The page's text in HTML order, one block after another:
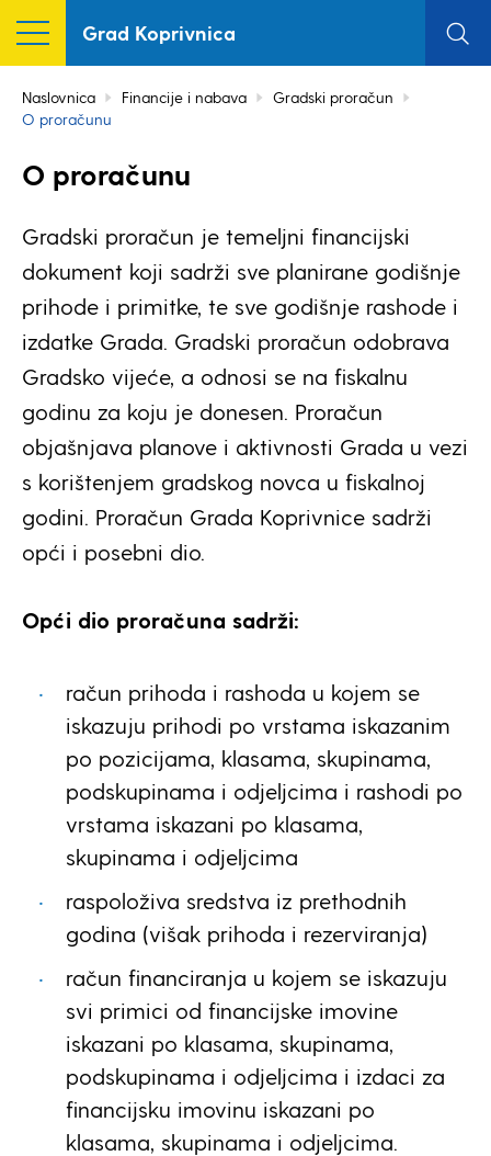
Grad Koprivnica
Naslovnica Financije i nabava
Gradski proračun
O proračunu
O proračunu
Gradski proračun je temeljni financijski
dokument koji sadrži sve planirane godišnje
prihode i primitke, te sve godišnje rashode i
izdatke Grada. Gradski proračun odobrava
Gradsko vijeće, a odnosi se na fiskalnu
godinu za koju je donesen. Proračun
objašnjava planove i aktivnosti Grada u vezi
s korištenjem gradskog novca u fiskalnoj
godini. Proračun Grada Koprivnice sadrži
opći i posebni dio.
Opći dio proračuna sadrži:
račun prihoda i rashoda u kojem se
iskazuju prihodi po vrstama iskazanim
po pozicijama, klasama, skupinama,
podskupinama i odjeljcima i rashodi po
vrstama iskazani po klasama,
skupinama i odjeljcima
raspoloživa sredstva iz prethodnih
godina (višak prihoda i rezerviranja)
račun financiranja u kojem se iskazuju
svi primici od financijske imovine
iskazani po klasama, skupinama,
podskupinama i odjeljcima i izdaci za
financijsku imovinu iskazani po
klasama, skupinama i odjeljcima.